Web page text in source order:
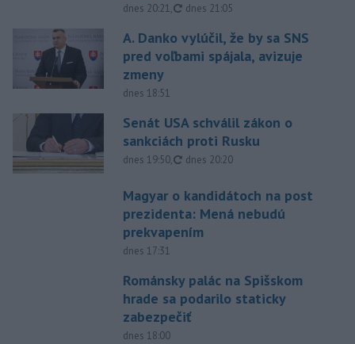
dnes 20:21, aktualizované
dnes 21:05
A. Danko vylúčil, že by sa SNS
pred voľbami spájala, avizuje
zmeny
dnes 18:51
Senát USA schválil zákon o
sankciách proti Rusku
dnes 19:50, aktualizované
dnes 20:20
Magyar o kandidátoch na post
prezidenta: Mená nebudú
prekvapením
dnes 17:31
Románsky palác na Spišskom
hrade sa podarilo staticky
zabezpečiť
dnes 18:00